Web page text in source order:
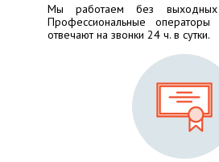
Мы работаем без выходных
Профессиональные операторы
отвечают на звонки 24 ч. в сутки.